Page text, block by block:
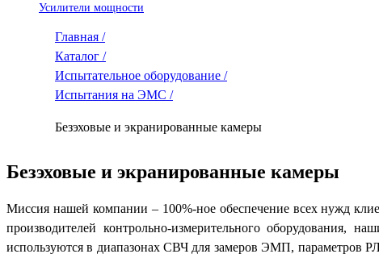
Усилители мощности
Главная /
Каталог /
Испытательное оборудование /
Испытания на ЭМС /
Безэховые и экранированные камеры
Безэховые и экранированные камеры
Миссия нашей компании – 100%-ное обеспечение всех нужд
производителей контрольно-измерительного оборудования,
используются в диапазонах СВЧ для замеров ЭМП, параметров